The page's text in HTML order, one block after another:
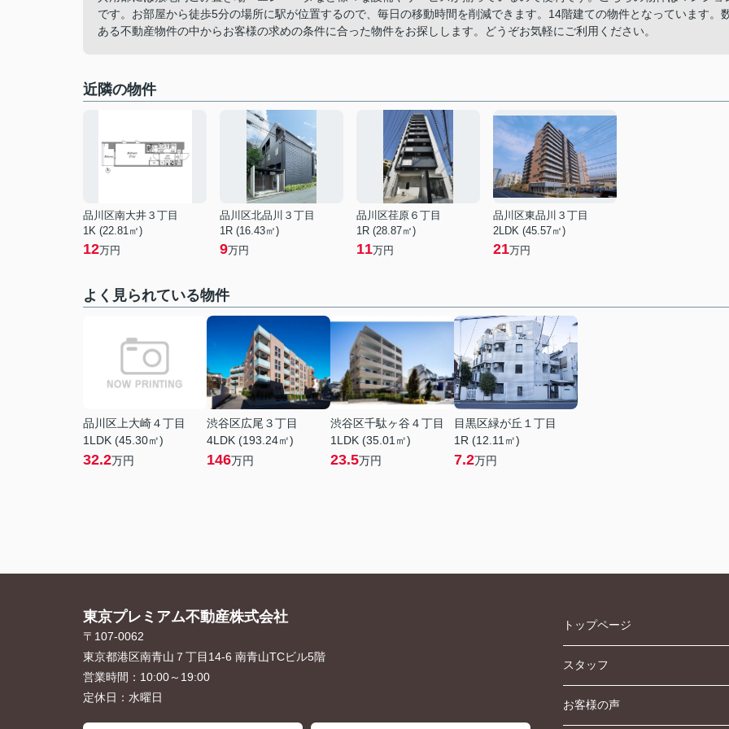
です。お部屋から徒歩5分の場所に駅が位置するので、毎日の移動時間を削減できます。14階建ての物件となっています。
ある不動産物件の中からお客様の求めの条件に合った物件をお探しします。どうぞお気軽にご利用ください。
近隣の物件
品川区南大井３丁目
1K (22.81㎡)
12万円
品川区北品川３丁目
1R (16.43㎡)
9万円
品川区荏原６丁目
1R (28.87㎡)
11万円
品川区東品川３丁目
2LDK (45.57㎡)
21万円
よく見られている物件
品川区上大崎４丁目
1LDK (45.30㎡)
32.2万円
渋谷区広尾３丁目
4LDK (193.24㎡)
146万円
渋谷区千駄ヶ谷４丁目
1LDK (35.01㎡)
23.5万円
目黒区緑が丘１丁目
1R (12.11㎡)
7.2万円
東京プレミアム不動産株式会社
〒107-0062
東京都港区南青山７丁目14-6 南青山TCビル5階
営業時間： 10:00～19:00
定休日： 水曜日
トップページ
スタッフ
お客様の声